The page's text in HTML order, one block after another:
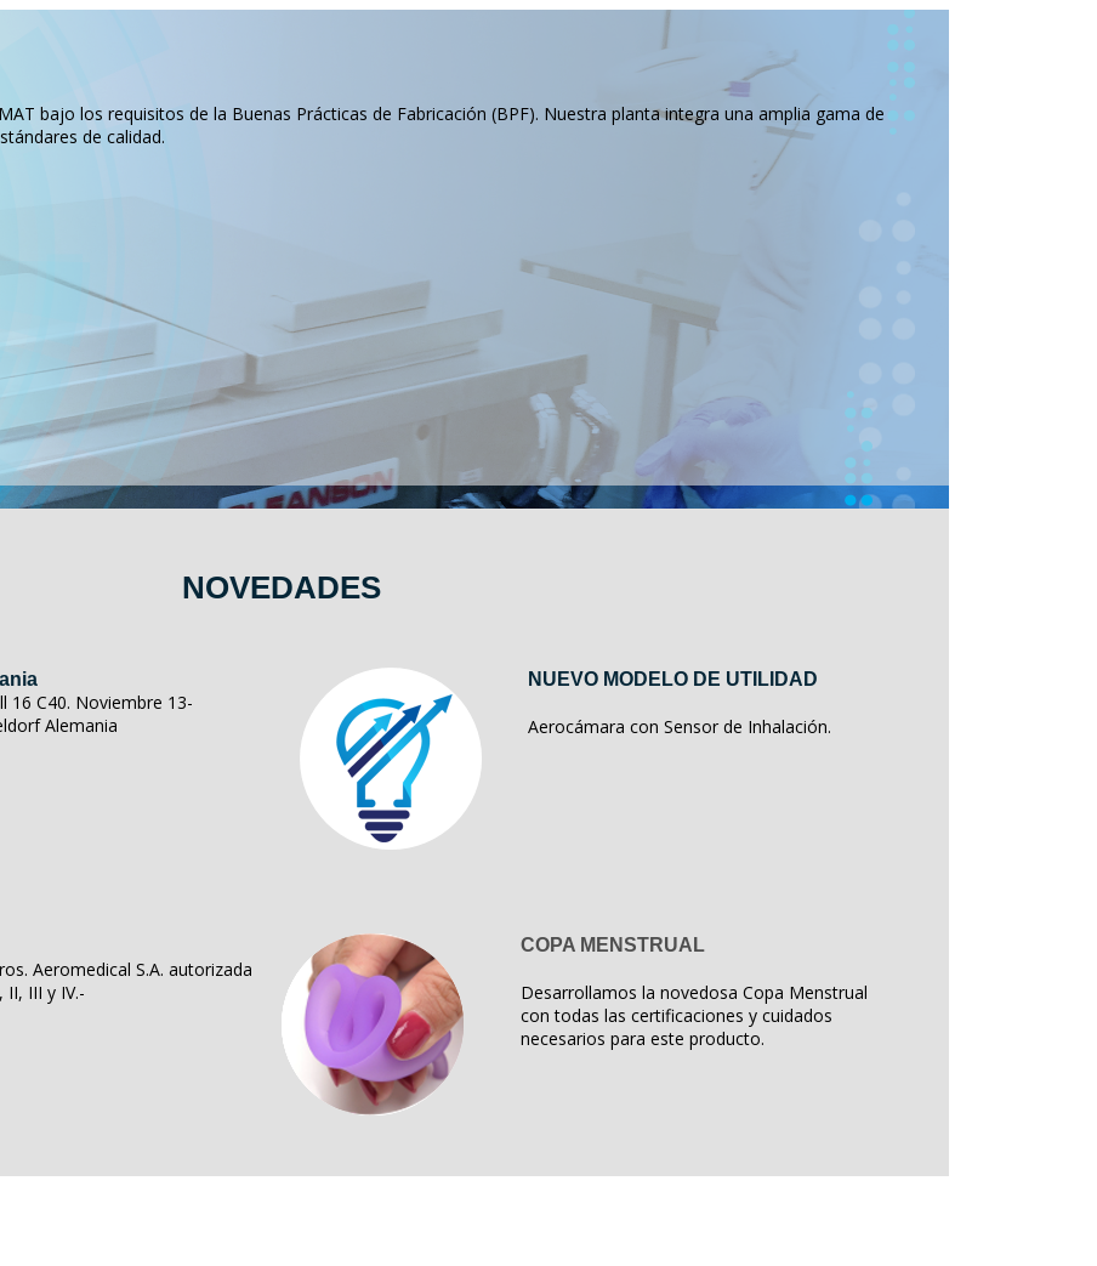
bajo los requisitos de la Buenas Prácticas de Fabricación (BPF). Nuestra planta integra una amplia gama de
de calidad.
NOVEDADES
16 C40. Noviembre 13-
Alemania
NUEVO MODELO DE UTILIDAD
Aerocámara con Sensor de Inhalación.
Aeromedical S.A. autorizada
III y IV.-
COPA MENSTRUAL
Desarrollamos la novedosa Copa Menstrual
con todas las certificaciones y cuidados
necesarios para este producto.